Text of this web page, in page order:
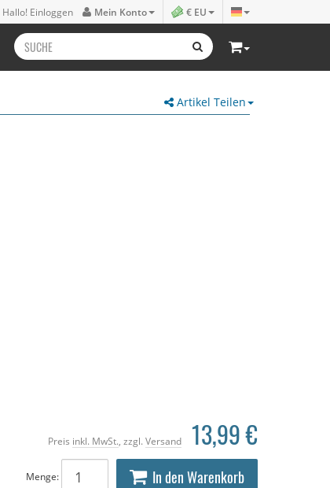
Hallo! Einloggen Mein Konto € EU
Artikel Teilen
Preis inkl. MwSt. , zzgl. Versand 13,99 €
Menge: In den Warenkorb